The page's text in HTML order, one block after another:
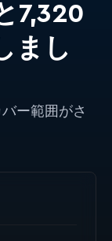
7,320
まし
ー範囲がさ